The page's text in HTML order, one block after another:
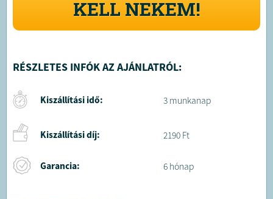
KELL NEKEM!
RÉSZLETES INFÓK AZ AJÁNLATRÓL:
Kiszállítási idő: 3 munkanap
Kiszállítási díj: 2190 Ft
Garancia: 6 hónap